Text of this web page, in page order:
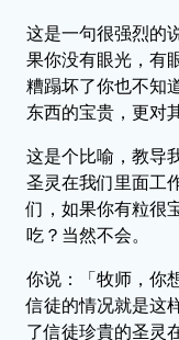
这是一句很强烈的
果你没有眼光，有
糟蹋坏了你也不知
东西的宝贵，更对
这是个比喻，教导
圣灵在我们里面工
们，如果你有粒很
吃？当然不会。
你说：「牧师，你
信徒的情况就是这
了信徒珍貴的圣灵